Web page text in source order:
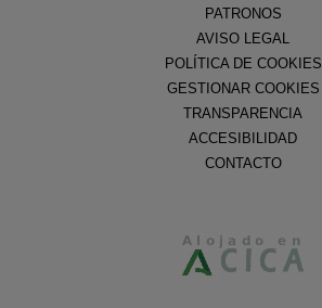
PATRONOS
AVISO LEGAL
POLÍTICA DE COOKIES
GESTIONAR COOKIES
TRANSPARENCIA
ACCESIBILIDAD
CONTACTO